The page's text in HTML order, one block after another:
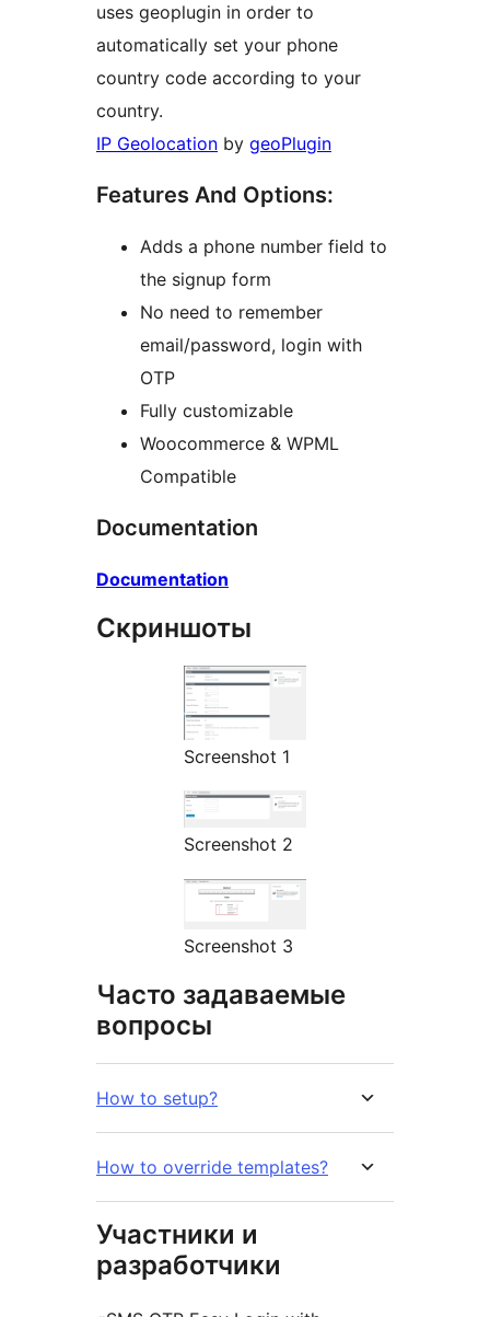
uses geoplugin in order to
automatically set your phone
country code according to your
country.
IP Geolocation by geoPlugin
Features And Options:
Adds a phone number field to
the signup form
No need to remember
email/password, login with
OTP
Fully customizable
Woocommerce & WPML
Compatible
Documentation
Documentation
Скриншоты
Screenshot 1
Screenshot 2
Screenshot 3
Часто задаваемые
вопросы
How to setup?
How to override templates?
Участники и
разработчики